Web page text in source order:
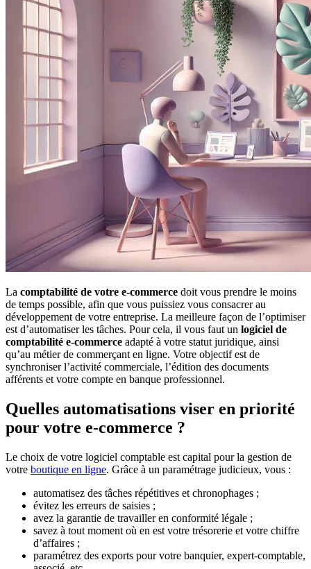
La comptabilité de votre e-commerce doit vous prendre le moins
de temps possible, afin que vous puissiez vous consacrer au
développement de votre entreprise. La meilleure façon de l’optimiser
est d’automatiser les tâches. Pour cela, il vous faut un logiciel de
comptabilité e-commerce adapté à votre statut juridique, ainsi
qu’au métier de commerçant en ligne. Votre objectif est de
synchroniser l’activité commerciale, l’édition des documents
afférents et votre compte en banque professionnel.
Quelles automatisations viser en priorité
pour votre e-commerce ?
Le choix de votre logiciel comptable est capital pour la gestion de
votre boutique en ligne. Grâce à un paramétrage judicieux, vous :
automatisez des tâches répétitives et chronophages ;
évitez les erreurs de saisies ;
avez la garantie de travailler en conformité légale ;
savez à tout moment où en est votre trésorerie et votre chiffre
d’affaires ;
paramétrez des exports pour votre banquier, expert-comptable,